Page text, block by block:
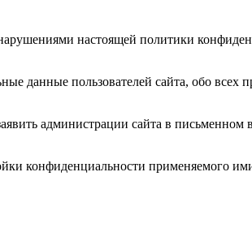
настоящей политики
данные пользователей сайта, обо всех
администрации сайта в письменном
конфиденциальности применяемого